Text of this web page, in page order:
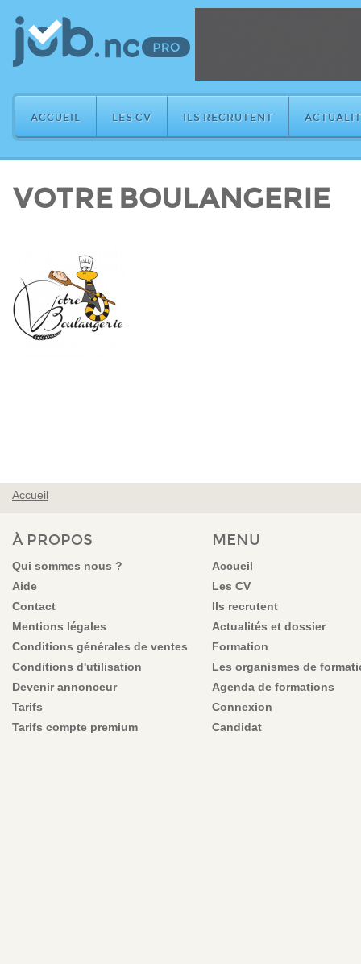
ACCUEIL LES CV ILS RECRUTENT
VOTRE BOULANGERIE
VOUS ÊTES ICI
Accueil
À PROPOS
Qui sommes nous ?
Aide
Contact
Mentions légales
Conditions générales de ventes
Conditions d'utilisation
Devenir annonceur
Tarifs
Tarifs compte premium
MENU
Accueil
Les CV
Ils recrutent
Actualités et dossier
Formation
Les organismes de
Agenda de formations
Connexion
Candidat